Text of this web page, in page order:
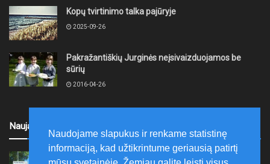
Kopų tvirtinimo talka pajūryje
2025-09-26
Pakražantiškių Jurginės neįsivaizduojamos be
sūrių
2016-04-26
Naujausi
Kretingoje, Penkininkų gatvėje bus nutiesti
Naudojame slapukus ir renkame statistinę
informaciją, kad užtikrintume geriausią patirtį